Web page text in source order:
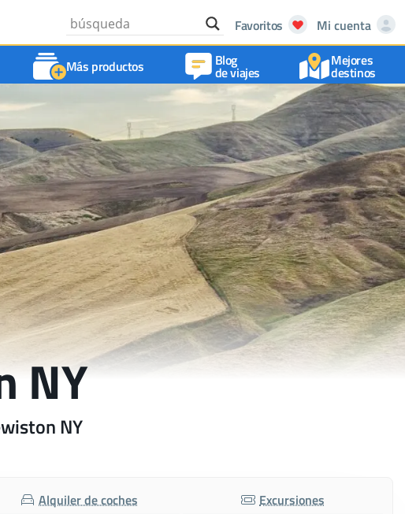
Favoritos
Mi cuenta
Más productos Blog
de viajes
Mejores
destinos
NY
NY
Alquiler de coches Excursiones